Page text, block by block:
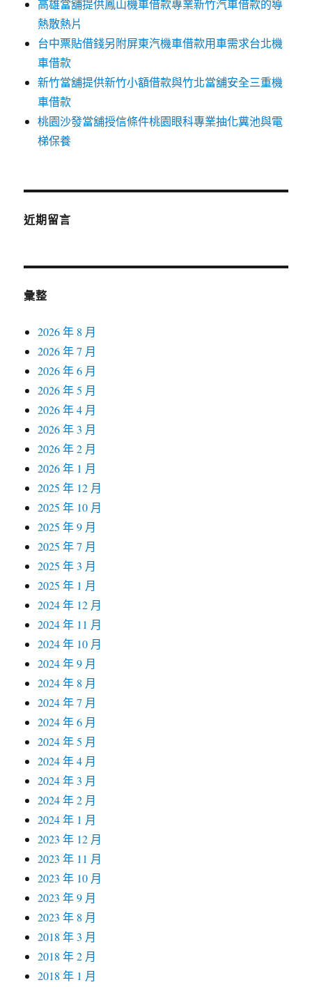
高雄當舖提供鳳山機車借款專業新竹汽車借款的導
熱散熱片
台中票貼借錢另附屏東汽機車借款用車需求台北機
車借款
新竹當舖提供新竹小額借款與竹北當舖安全三重機
車借款
桃園沙發當舖授信條件桃園眼科專業抽化糞池與電
梯保養
近期留言
彙整
2026 年 8 月
2026 年 7 月
2026 年 6 月
2026 年 5 月
2026 年 4 月
2026 年 3 月
2026 年 2 月
2026 年 1 月
2025 年 12 月
2025 年 10 月
2025 年 9 月
2025 年 7 月
2025 年 3 月
2025 年 1 月
2024 年 12 月
2024 年 11 月
2024 年 10 月
2024 年 9 月
2024 年 8 月
2024 年 7 月
2024 年 6 月
2024 年 5 月
2024 年 4 月
2024 年 3 月
2024 年 2 月
2024 年 1 月
2023 年 12 月
2023 年 11 月
2023 年 10 月
2023 年 9 月
2023 年 8 月
2018 年 3 月
2018 年 2 月
2018 年 1 月